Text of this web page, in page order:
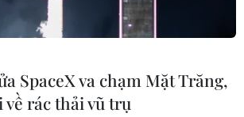
SpaceX va chạm Mặt Trăng,
về rác thải vũ trụ